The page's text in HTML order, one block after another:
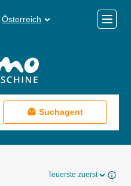
Österreich
Menü
Suchagent
Teuerste zuerst